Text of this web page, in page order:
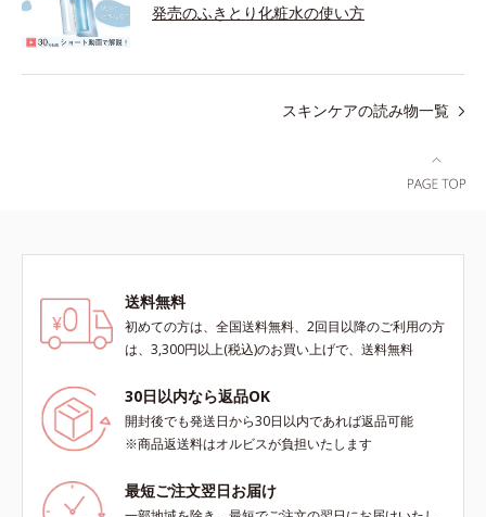
発売のふきとり化粧水の使い方
スキンケアの読み物一覧
送料無料
初めての方は、全国送料無料、2回目以降のご利用の方
は、3,300円以上(税込)のお買い上げで、送料無料
30日以内なら返品OK
開封後でも発送日から30日以内であれば返品可能
※商品返送料はオルビスが負担いたします
最短ご注文翌日お届け